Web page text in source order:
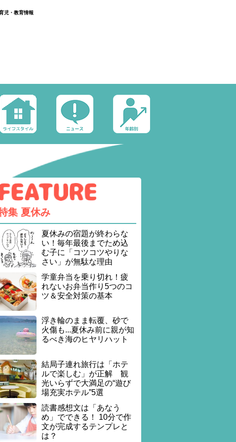
児・教育情報
集 夏休み
夏休みの宿題が終わらな
い！毎年最後までため込
む子に「コツコツやりな
さい」が無駄な理由
学童弁当を乗り切れ！疲
れないお弁当作り5つのコ
ツ＆安全対策の基本
浮き輪のまま転覆、砂で
火傷も...夏休み前に親が知
るべき海のヒヤリハット
結局子連れ旅行は「ホテ
ルで楽しむ」が正解 観
光いらずで大満足の“遊び
場充実ホテル”5選
読書感想文は「あなう
め」でできる！ 10分で作
文が完成するテンプレと
は？